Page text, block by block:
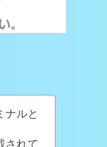
ナルと
されて